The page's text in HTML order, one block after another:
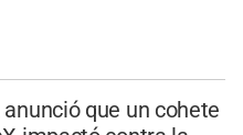
anunció que un cohete